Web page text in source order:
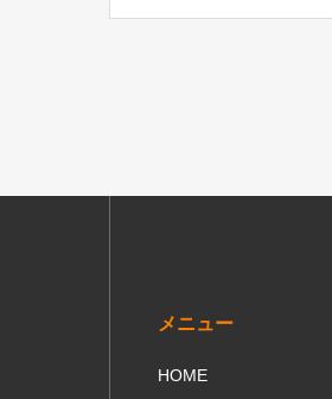
メニュー
HOME